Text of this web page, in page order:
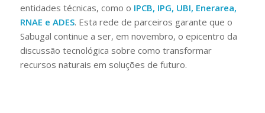
entidades técnicas, como o IPCB, IPG, UBI, Enerarea,
RNAE e ADES. Esta rede de parceiros garante que o
Sabugal continue a ser, em novembro, o epicentro da
discussão tecnológica sobre como transformar
recursos naturais em soluções de futuro.